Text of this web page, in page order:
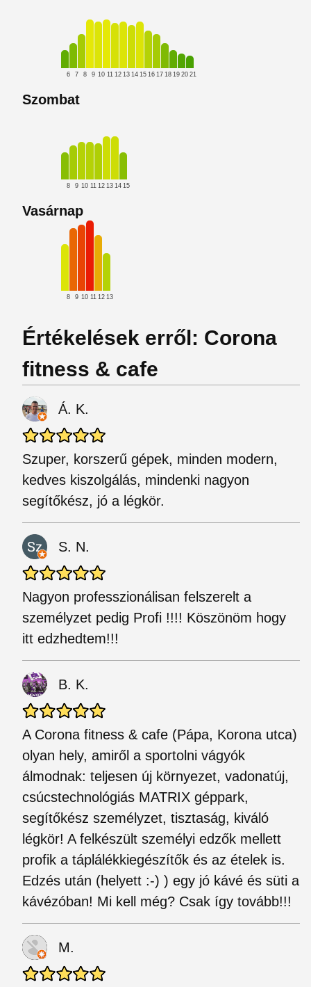
6 7 8 9 10 11 12 13 14 15 16 17 18 19 20 21
Szombat
8 9 10 11 12 13 14 15
Vasárnap
8 9 10 11 12 13
Értékelések erről: Corona
fitness & cafe
Á. K.
Szuper, korszerű gépek, minden modern,
kedves kiszolgálás, mindenki nagyon
segítőkész, jó a légkör.
S. N.
Nagyon professzionálisan felszerelt a
személyzet pedig Profi !!!! Köszönöm hogy
itt edzhedtem!!!
B. K.
A Corona fitness & cafe (Pápa, Korona utca)
olyan hely, amiről a sportolni vágyók
álmodnak: teljesen új környezet, vadonatúj,
csúcstechnológiás MATRIX géppark,
segítőkész személyzet, tisztaság, kiváló
légkör! A felkészült személyi edzők mellett
profik a táplálékkiegészítők és az ételek is.
Edzés után (helyett :-) ) egy jó kávé és süti a
kávézóban! Mi kell még? Csak így tovább!!!
M.